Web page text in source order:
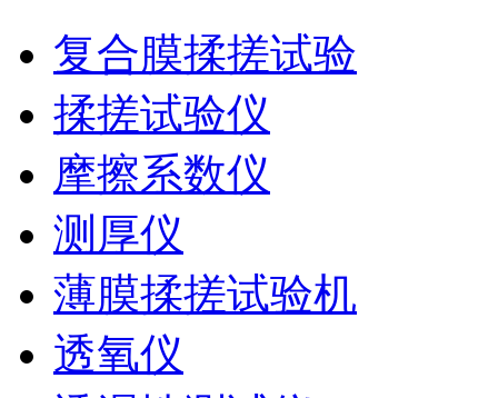
复合膜揉搓试验
揉搓试验仪
摩擦系数仪
测厚仪
薄膜揉搓试验机
透氧仪